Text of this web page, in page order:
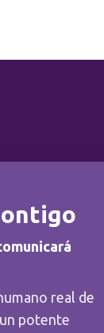
real de
potente